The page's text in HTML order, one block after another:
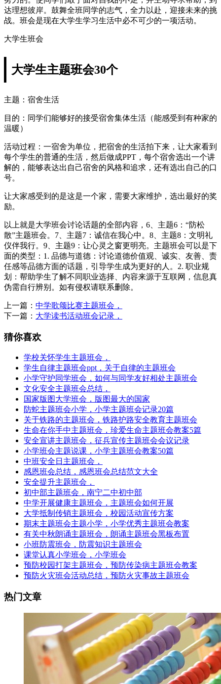
达理想彼岸。鼓舞全班同学的志气，全力以赴，迎接未来的挑
战。班会是现在大学生学习生活中必不可少的一项活动。
大学生班会
大学生主题班会30个
主题：宿舍生活
目的：同学们能够好的接受宿舍集体生活（能感受到有种家的
温暖）
活动过程：一宿舍为单位，把宿舍的生活拍下来，让大家看到
每个学生的普通的生活，然后做成PPT，每个宿舍选出一个讲
解的，能够表达出自己宿舍的风格和追求，还有选出自己的口
号。
让大家感受到的是这是一个家，需要大家维护，选出最好的奖
励。
以上就是大学班会讨论话题的全部内容，6、主题6：“防松
散”主题班会。7、主题7：诚信在我心中。8、主题8：文明礼
仪伴我行。9、主题9：让心灵之窗更明亮。主题班会可以是下
面的类型：1. 品德与道德：讨论道德价值观、诚实、友善、责
任感等品德方面的话题，引导学生成为更好的人。2. 职业规
划：帮助学生了解不同职业选择、内容来源于互联网，信息真
伪需自行辨别。如有侵权请联系删除。
上一篇： 中学歌颂比赛主题班会，
下一篇： 大学读书活动班会记录，
猜你喜欢
学校关怀学生主题班会，
学生自律主题班会ppt，关于自律的主题班会
小学守护同学班会，如何与同学友好相处主题班会
文化安全主题班会总结，
国家版图大学班会，版图最大的国家
防蛇主题班会小学，小学主题班会记录20篇
关于铁路的主题班会，铁路护路安全教育主题班会
生命在你手中主题班会，珍爱生命主题班会教案5篇
安全宣讲主题班会，征兵宣传主题班会会议记录
小学班会主题说课，小学主题班会教案50篇
中班安全日主题班会，
感恩班会总结，感恩班会总结范文大全
安全提升主题班会，
初中部主题班会，南宁二中初中部
中学开展健康主题班会，主题班会如何开展
大学抵制传销主题班会，校园活动宣传方案
期末主题班会主题小学，小学优秀主题班会教案
有关中秋朗诵主题班会，朗诵主题班会黑板布置
小班防震班会，防震知识主题班会
课堂认真小学班会，小学班会
预防校园打架主题班会，预防传染病主题班会教案
预防火灾班会活动总结，预防火灾事故主题班会
热门文章